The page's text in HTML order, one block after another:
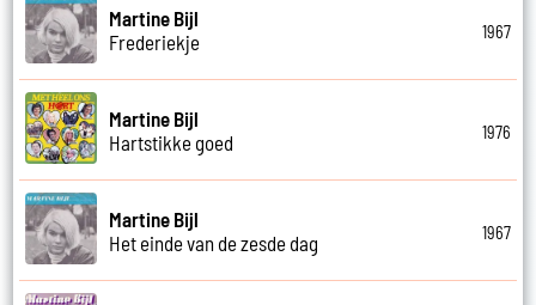
Martine Bijl
Frederiekje
1967
Martine Bijl
Hartstikke goed
1976
Martine Bijl
Het einde van de zesde dag
1967